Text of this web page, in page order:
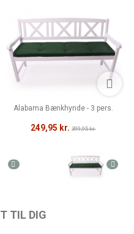
Alabama Bænkhynde - 3 pers.
249,95 kr. 399,95 kr.
TIL DIG